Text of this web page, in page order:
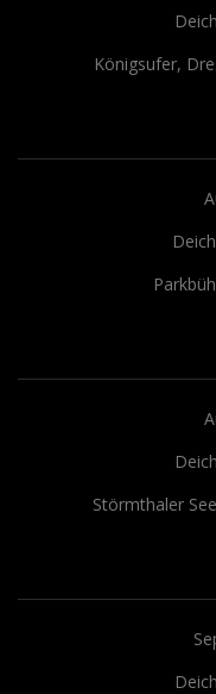
Königsufer,
Störmthaler